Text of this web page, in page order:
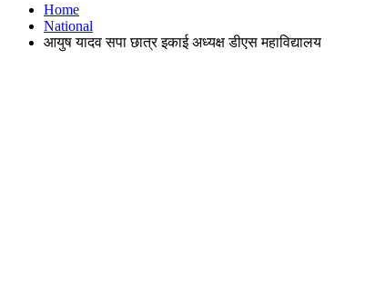
Home
National
आयुष यादव सपा छात्र इकाई अध्यक्ष डीएस महाविद्यालय